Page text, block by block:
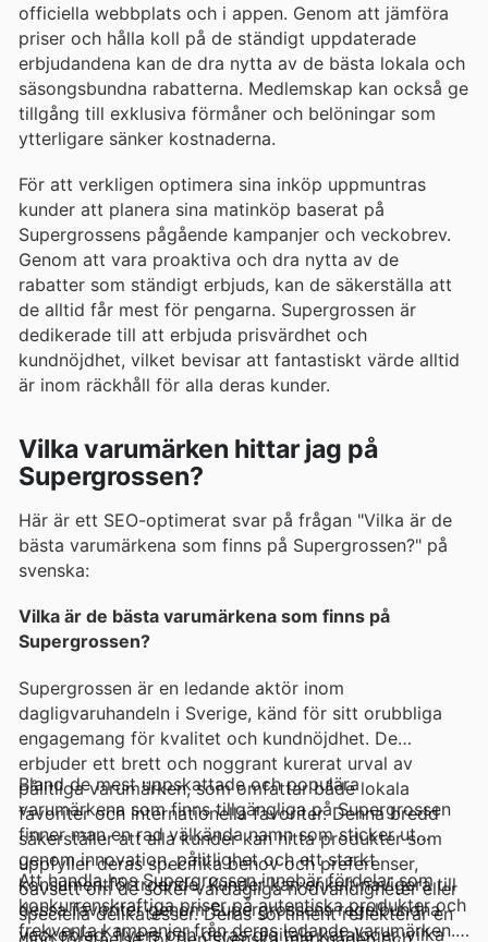
officiella webbplats och i appen. Genom att jämföra
priser och hålla koll på de ständigt uppdaterade
erbjudandena kan de dra nytta av de bästa lokala och
säsongsbundna rabatterna. Medlemskap kan också ge
tillgång till exklusiva förmåner och belöningar som
ytterligare sänker kostnaderna.
För att verkligen optimera sina inköp uppmuntras
kunder att planera sina matinköp baserat på
Supergrossens pågående kampanjer och veckobrev.
Genom att vara proaktiva och dra nytta av de
rabatter som ständigt erbjuds, kan de säkerställa att
de alltid får mest för pengarna. Supergrossen är
dedikerade till att erbjuda prisvärdhet och
kundnöjdhet, vilket bevisar att fantastiskt värde alltid
är inom räckhåll för alla deras kunder.
Vilka varumärken hittar jag på
Supergrossen?
Här är ett SEO-optimerat svar på frågan "Vilka är de
bästa varumärkena som finns på Supergrossen?" på
svenska:
Vilka är de bästa varumärkena som finns på
Supergrossen?
Supergrossen är en ledande aktör inom
dagligvaruhandeln i Sverige, känd för sitt orubbliga
engagemang för kvalitet och kundnöjdhet. De
erbjuder ett brett och noggrant kurerat urval av
pålitliga varumärken, som omfattar både lokala
favoriter och internationella favoriter. Denna bredd
säkerställer att alla kunder kan hitta produkter som
uppfyller deras specifika behov och preferenser,
oavsett om de söker vardagliga nödvändigheter eller
speciella delikatesser. Deras sortiment reflekterar en
Bland de mest uppskattade och populära
varumärkena som finns tillgängliga på Supergrossen
finner man en rad välkända namn som sticker ut
genom innovation, pålitlighet och ett starkt
konsumentförtroende. Kunder kan enkelt navigera till
dessa favoriter genom Supergrossens regelbundna
veckoblad, flyers och deras digitala kataloger, vilka
Att handla hos Supergrossen innebär fördelar som
konkurrenskraftiga priser på autentiska produkter och
frekventa kampanjer från deras ledande varumärken.